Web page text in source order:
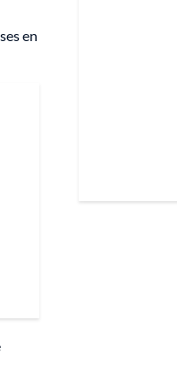
en